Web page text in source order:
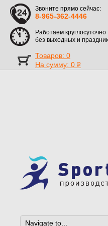
Звоните прямо сейчас:
8-965-362-4446
Работаем круглосуточно
без выходных и
Товаров: 0
На сумму: 0 Р